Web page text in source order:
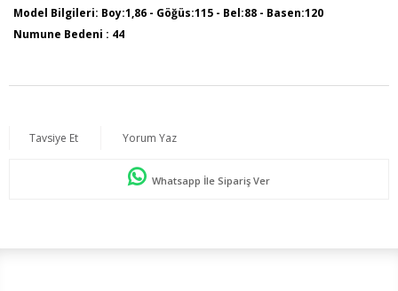
Model Bilgileri: Boy:1,86 - Göğüs:115 - Bel:88 - Basen:120
Numune Bedeni : 44
Tavsiye Et Yorum Yaz
Whatsapp İle Sipariş Ver